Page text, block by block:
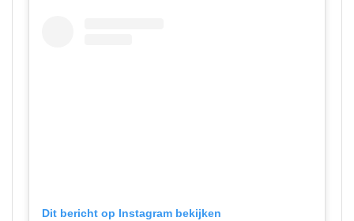
Dit bericht op Instagram bekijken